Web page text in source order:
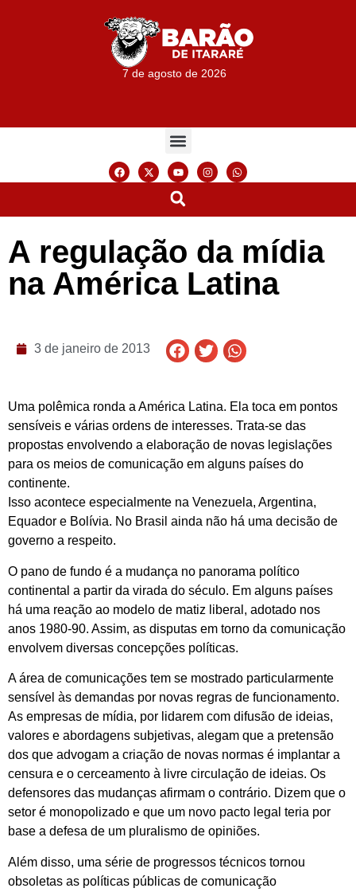
7 de agosto de 2026
A regulação da mídia
na América Latina
3 de janeiro de 2013
Uma polêmica ronda a América Latina. Ela toca em pontos
sensíveis e várias ordens de interesses. Trata-se das
propostas envolvendo a elaboração de novas legislações
para os meios de comunicação em alguns países do
continente.
Isso acontece especialmente na Venezuela, Argentina,
Equador e Bolívia. No Brasil ainda não há uma decisão de
governo a respeito.
O pano de fundo é a mudança no panorama político
continental a partir da virada do século. Em alguns países
há uma reação ao modelo de matiz liberal, adotado nos
anos 1980-90. Assim, as disputas em torno da comunicação
envolvem diversas concepções políticas.
A área de comunicações tem se mostrado particularmente
sensível às demandas por novas regras de funcionamento.
As empresas de mídia, por lidarem com difusão de ideias,
valores e abordagens subjetivas, alegam que a pretensão
dos que advogam a criação de novas normas é implantar a
censura e o cerceamento à livre circulação de ideias. Os
defensores das mudanças afirmam o contrário. Dizem que o
setor é monopolizado e que um novo pacto legal teria por
base a defesa de um pluralismo de opiniões.
Além disso, uma série de progressos técnicos tornou
obsoletas as políticas públicas de comunicação